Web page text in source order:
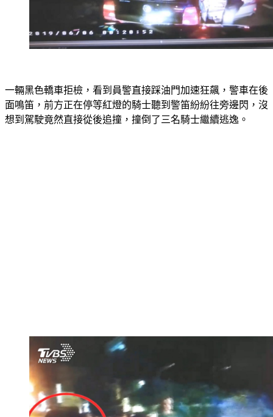
一輛黑色轎車拒檢，看到員警直接踩油門加速狂飆，警車在後
面鳴笛，前方正在停等紅燈的騎士聽到警笛紛紛往旁邊閃，沒
想到駕駛竟然直接從後追撞，撞倒了三名騎士繼續逃逸。